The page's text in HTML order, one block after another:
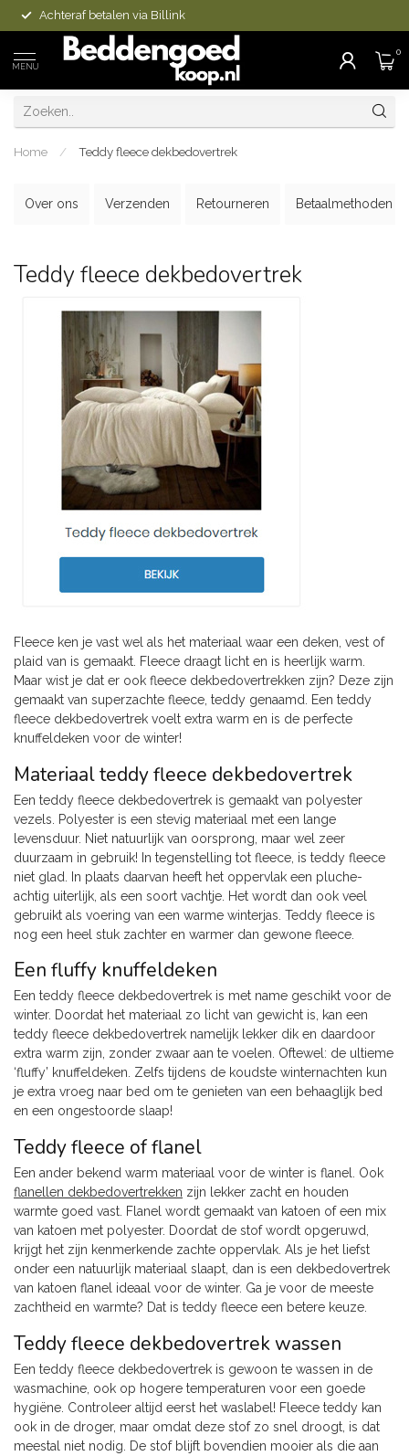
Achteraf betalen via Billink
MENU
0
Home / Teddy fleece dekbedovertrek
Over ons Verzenden Retourneren Betaalmethoden
Teddy fleece dekbedovertrek
Fleece ken je vast wel als het materiaal waar een deken, vest of
plaid van is gemaakt. Fleece draagt licht en is heerlijk warm.
Maar wist je dat er ook fleece dekbedovertrekken zijn? Deze zijn
gemaakt van superzachte fleece, teddy genaamd. Een teddy
fleece dekbedovertrek voelt extra warm en is de perfecte
knuffeldeken voor de winter!
Materiaal teddy fleece dekbedovertrek
Een teddy fleece dekbedovertrek is gemaakt van polyester
vezels. Polyester is een stevig materiaal met een lange
levensduur. Niet natuurlijk van oorsprong, maar wel zeer
duurzaam in gebruik! In tegenstelling tot fleece, is teddy fleece
niet glad. In plaats daarvan heeft het oppervlak een pluche-
achtig uiterlijk, als een soort vachtje. Het wordt dan ook veel
gebruikt als voering van een warme winterjas. Teddy fleece is
nog een heel stuk zachter en warmer dan gewone fleece.
Een fluffy knuffeldeken
Een teddy fleece dekbedovertrek is met name geschikt voor de
winter. Doordat het materiaal zo licht van gewicht is, kan een
teddy fleece dekbedovertrek namelijk lekker dik en daardoor
extra warm zijn, zonder zwaar aan te voelen. Oftewel: de ultieme
‘fluffy’ knuffeldeken. Zelfs tijdens de koudste winternachten kun
je extra vroeg naar bed om te genieten van een behaaglijk bed
en een ongestoorde slaap!
Teddy fleece of flanel
Een ander bekend warm materiaal voor de winter is flanel. Ook
flanellen dekbedovertrekken zijn lekker zacht en houden
warmte goed vast. Flanel wordt gemaakt van katoen of een mix
van katoen met polyester. Doordat de stof wordt opgeruwd,
krijgt het zijn kenmerkende zachte oppervlak. Als je het liefst
onder een natuurlijk materiaal slaapt, dan is een dekbedovertrek
van katoen flanel ideaal voor de winter. Ga je voor de meeste
zachtheid en warmte? Dat is teddy fleece een betere keuze.
Teddy fleece dekbedovertrek wassen
Een teddy fleece dekbedovertrek is gewoon te wassen in de
wasmachine, ook op hogere temperaturen voor een goede
hygiëne. Controleer altijd eerst het waslabel! Fleece teddy kan
ook in de droger, maar omdat deze stof zo snel droogt, is dat
meestal niet nodig. De stof blijft bovendien mooier als die aan